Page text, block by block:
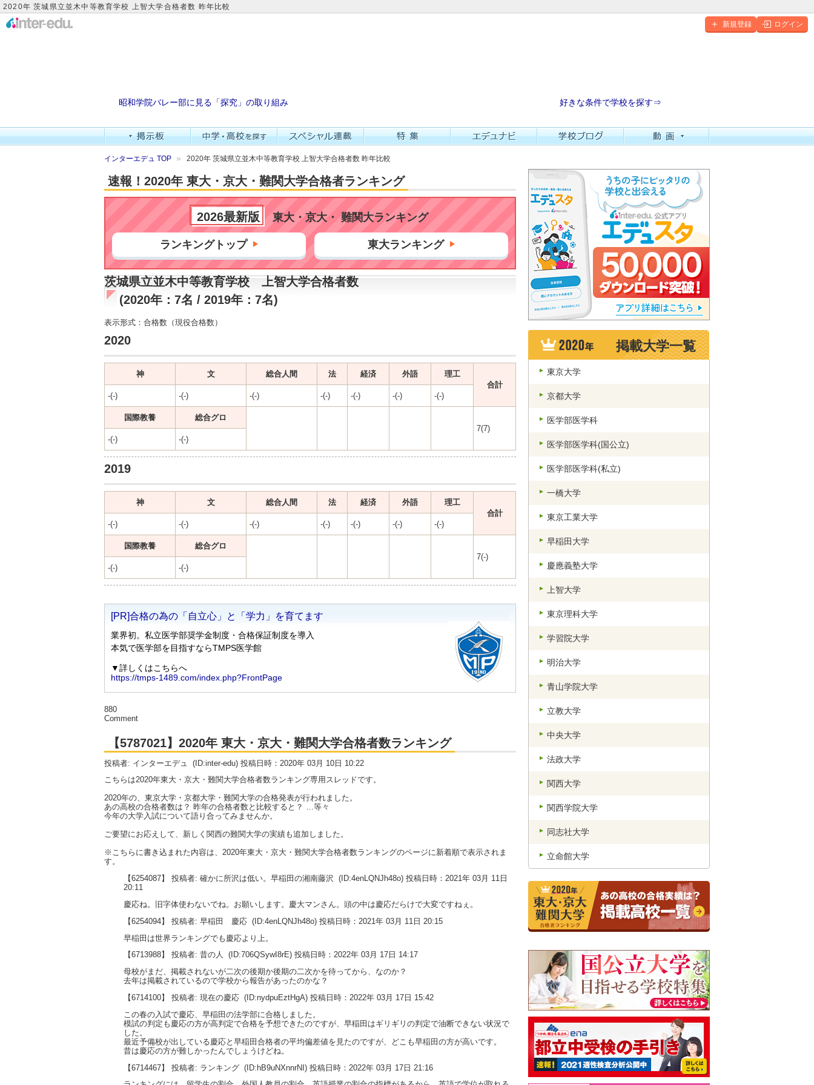
2020年 茨城県立並木中等教育学校 上智大学合格者数 昨年比較
新規登録 ログイン
昭和学院バレー部に見る「探究」の取り組み 好きな条件で学校を探す⇒
インターエデュ TOP 2020年 茨城県立並木中等教育学校 上智大学合格者数 昨年比較
速報！2020年 東大・京大・難関大学合格者ランキング
2026最新版 東大・京大・ 難関大ランキング
ランキングトップ 東大ランキング
茨城県立並木中等教育学校 上智大学合格者数
(2020年：7名 / 2019年：7名)
表示形式：合格数（現役合格数）
2020
神 文 総合人間 法 経済 外語
理工
合計
-(-)
-(-) -(-) -(-) -(-) -(-) -(-)
国際教養
総合グロ
7(7)
-(-)
-(-)
2019
神 文 総合人間 法 経済 外語
理工
合計
-(-)
-(-) -(-) -(-) -(-) -(-) -(-)
国際教養
総合グロ
7(-)
-(-)
-(-)
880
Comment
【5787021】2020年 東大・京大・難関大学合格者数ランキング
投稿者: インターエデュ
(ID:inter-edu) 投稿日時：2020年 03月 10日 10:22
こちらは2020年東大・京大・難関大学合格者数ランキング専用スレッドです。
2020年の、東京大学・京都大学・難関大学の合格発表が行われました。
あの高校の合格者数は？ 昨年の合格者数と比較すると？ …等々
今年の大学入試について語り合ってみませんか。
ご要望にお応えして、新しく関西の難関大学の実績も追加しました。
※こちらに書き込まれた内容は、2020年東大・京大・難関大学合格者数ランキングのページに新着順で表示されま
す。
【6254087】 投稿者: 確かに所沢は低い。早稲田の湘南藤沢
(ID:4enLQNJh48o) 投稿日時：2021年 03月 11日
20:11
慶応ね。旧字体使わないでね。お願いします。慶大マンさん。頭の中は慶応だらけで大変ですねぇ。
【6254094】 投稿者: 早稲田 慶応 (ID:4enLQNJh48o) 投稿日時：2021年 03月 11日 20:15
早稲田は世界ランキングでも慶応より上。
【6713988】 投稿者: 昔の人
(ID:706QSywI8rE) 投稿日時：2022年 03月 17日 14:17
母校がまだ、掲載されないが二次の後期か後期の二次かを待ってから、なのか？
去年は掲載されているので学校から報告があったのかな？
【6714100】 投稿者: 現在の慶応 (ID:nydpuEztHgA) 投稿日時：2022年 03月 17日 15:42
この春の入試で慶応、早稲田の法学部に合格しました。
模試の判定も慶応の方が高判定で合格を予想できたのですが、早稲田はギリギリの判定で油断できない状況で
した。
最近予備校が出している慶応と早稲田合格者の平均偏差値を見たのですが、どこも早稲田の方が高いです。
昔は慶応の方が難しかったんでしょうけどね。
【6714467】 投稿者: ランキング (ID:hB9uNXnnrNI) 投稿日時：2022年 03月 17日 21:16
掲載大学一覧
東京大学
京都大学
医学部医学科
医学部医学科(国公立)
医学部医学科(私立)
一橋大学
東京工業大学
早稲田大学
慶應義塾大学
上智大学
東京理科大学
学習院大学
明治大学
青山学院大学
立教大学
中央大学
法政大学
関西大学
関西学院大学
同志社大学
立命館大学